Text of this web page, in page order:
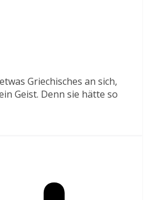
Griechisches an sich,
Geist. Denn sie hätte so